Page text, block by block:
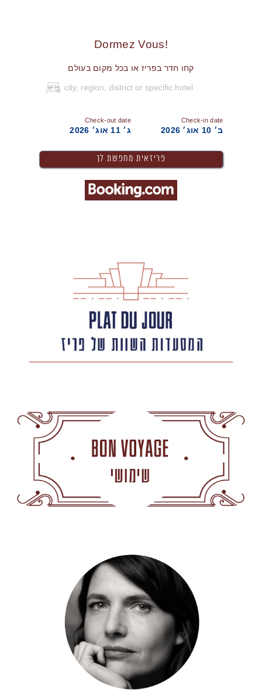
!Dormez Vous
קחו חדר בפריז או בכל מקום בעולם
Check-in date
ב׳ 10 אוג׳ 2026
Check-out date
ג׳ 11 אוג׳ 2026